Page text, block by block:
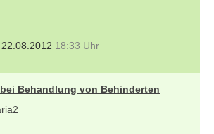
22.08.2012 18:33 Uhr
Behandlung von Behinderten